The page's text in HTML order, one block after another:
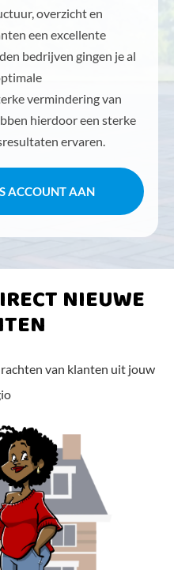
overzicht en
een excellente
bedrijven gingen je al
vermindering van
hierdoor een sterke
ervaren.
ACCOUNT AAN
NIEUWE
van klanten uit jouw